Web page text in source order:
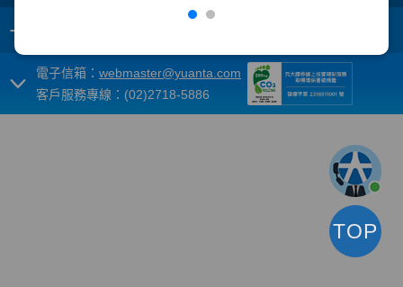
+
電子信箱： webmaster@yuanta.com
客戶服務專線：(02)2718-5886
TOP